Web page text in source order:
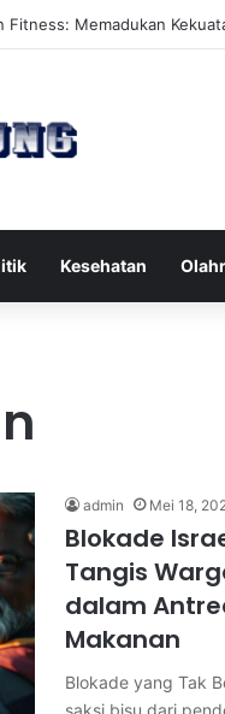
Reformer untuk
Kesehatan
admin Mei 18,
Blokade
Tangis
dalam
Makanan
Blokade yang Tak
saksi bisu dari